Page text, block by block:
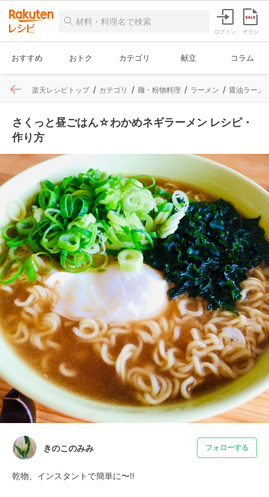
ログイン チラシ
おすすめ おトク カテゴリ 献立 コラム
楽天レシピトップ カテゴリ 麺・粉物料理 ラーメン 醤油ラーメ
さくっと昼ごはん☆わかめネギラーメン レシピ・
作り方
きのこのみみ フォローする
乾物、インスタントで簡単に〜‼️